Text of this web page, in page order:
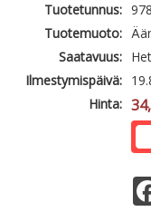
Tuotetunnus:
Tuotemuoto:
Saatavuus:
Ilmestymispäivä:
Hinta: